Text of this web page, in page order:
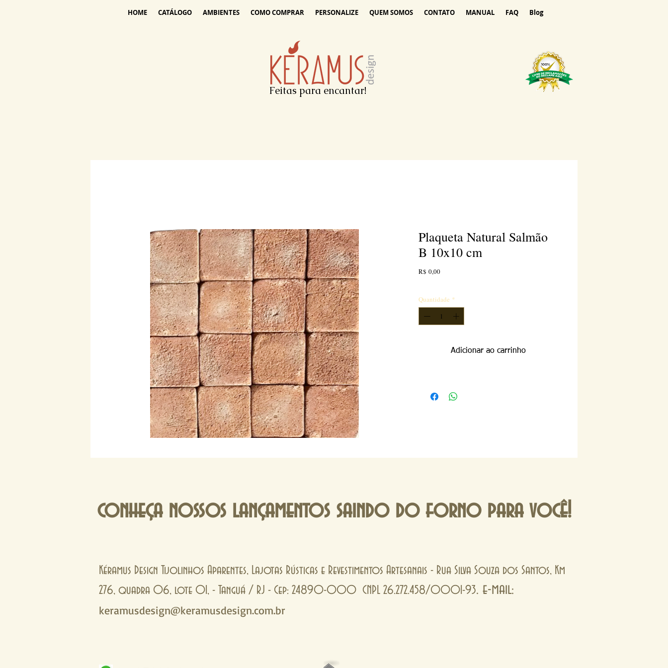
HOME CATÁLOGO AMBIENTES COMO COMPRAR PERSONALIZE QUEM SOMOS CONTATO MANUAL FAQ Blog
Feitas para encantar!
Plaqueta Natural Salmão
B 10x10 cm
R$ 0,00Preço
Quantidade *
Adicionar ao carrinho
conheça nossos lançamentos saindo do forno para você!
Kéramus Design Tijolinhos Aparentes, Lajotas Rústicas e Revestimentos Artesanais - Rua Silva Souza dos Santos, Km
276, quadra 06, lote 01, - Tanguá / RJ - Cep: 24890-000 CNPL 26.272.458/0001-93. e-mail:
keramusdesign@keramusdesign.com.br